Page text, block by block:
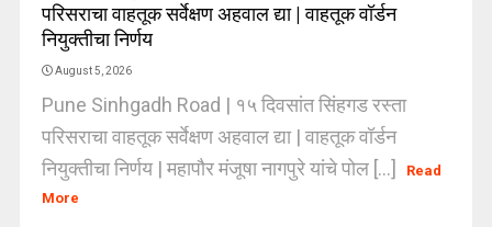
परिसराचा वाहतूक सर्वेक्षण अहवाल द्या | वाहतूक वॉर्डन
नियुक्तीचा निर्णय
August 5, 2026
Pune Sinhgadh Road | १५ दिवसांत सिंहगड रस्ता
परिसराचा वाहतूक सर्वेक्षण अहवाल द्या | वाहतूक वॉर्डन
नियुक्तीचा निर्णय | महापौर मंजूषा नागपुरे यांचे पोल [...]
Read
More